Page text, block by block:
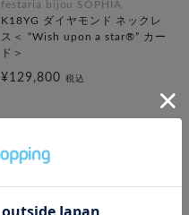
festaria bijou SOPHIA
K18YG ダイヤモンド ネックレ
ス＜ “Wish upon a star®” カー
ド＞
¥129,800 税込